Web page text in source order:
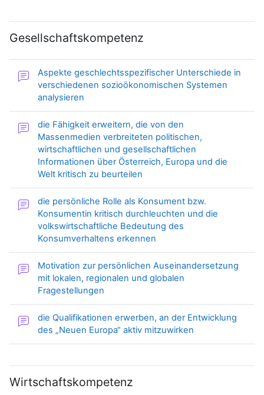
Gesellschaftskompetenz
Aspekte geschlechtsspezifischer Unterschiede in
verschiedenen sozioökonomischen Systemen
analysieren
die Fähigkeit erweitern, die von den
Massenmedien verbreiteten politischen,
wirtschaftlichen und gesellschaftlichen
Informationen über Österreich, Europa und die
Welt kritisch zu beurteilen
die persönliche Rolle als Konsument bzw.
Konsumentin kritisch durchleuchten und die
volkswirtschaftliche Bedeutung des
Konsumverhaltens erkennen
Motivation zur persönlichen Auseinandersetzung
mit lokalen, regionalen und globalen
Fragestellungen
die Qualifikationen erwerben, an der Entwicklung
des „Neuen Europa“ aktiv mitzuwirken
Wirtschaftskompetenz